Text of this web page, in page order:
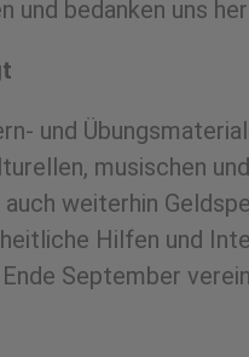
und bedanken uns
und
musischen
weiterhin
Hilfen und
September